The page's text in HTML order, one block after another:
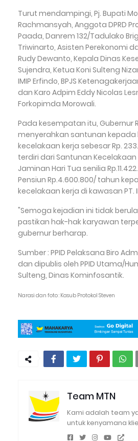
Turut mendampingi, Pj. Bupati
Rachmansyah, Anggota DPRD
Paada, Danrem 132/Tadulako
Triwinarto, Asisten Perekonomi
Rudy Dewanto, Kepala Dinas
Sujendra, Ketua Koni Sulteng
IMIP Erfindo, BPJS
dan Karo Adpim Eddy Nicolas
Forkopimda Morowali.
Pada kesempatan itu, Gubernur
menyerahkan santunan kepada
kecelakaan kerja sebesar Rp.
terdiri dari Santunan Kecelakaan
Jaminan Hari Tua senilia
Pensiun Rp.4.600.800/ tahun
kecelakaan kerja di kawasan PT.
"Semoga kejadian ini tidak
pastikan hak-hak karyawan
gubernur berharap.
Sumber : PPID Pelaksana Biro
dan dipublis oleh PPID Utama/
Sulteng, Dinas Kominfosantik.
Narasi dan foto : Kasub Protokol Steven
Team MTN
Kami adalah team
untuk kenyamana